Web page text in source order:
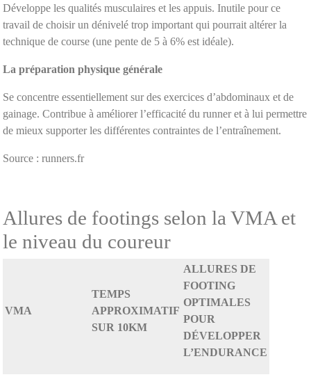
Développe les qualités musculaires et les appuis. Inutile pour ce
travail de choisir un dénivelé trop important qui pourrait altérer la
technique de course (une pente de 5 à 6% est idéale).
La préparation physique générale
Se concentre essentiellement sur des exercices d’abdominaux et de
gainage. Contribue à améliorer l’efficacité du runner et à lui permettre
de mieux supporter les différentes contraintes de l’entraînement.
Source : runners.fr
Allures de footings selon la VMA et
le niveau du coureur
VMA
TEMPS
APPROXIMATIF
SUR 10KM
ALLURES DE
FOOTING
OPTIMALES
POUR
DÉVELOPPER
L’ENDURANCE